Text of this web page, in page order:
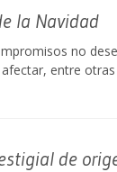
la Navidad
no
entre
de